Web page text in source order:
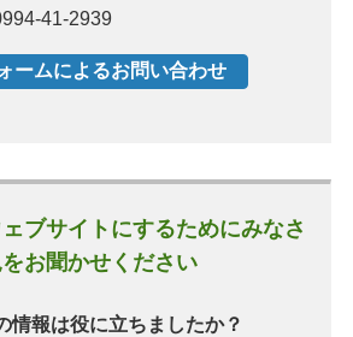
41-2939
ブサイトにするためにみなさ
お聞かせください
情報は役に立ちましたか？